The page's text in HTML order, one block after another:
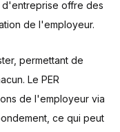
d'entreprise offre des
de l'employeur.
permettant de
Le PER
de l'employeur via
ce qui peut